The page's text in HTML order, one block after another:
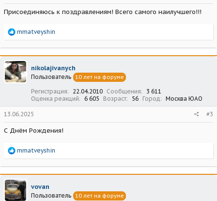
Присоединяюсь к поздравлениям! Всего самого наилучшего!!!
Р
а
к
ц
и
и
mmatveyshin
nikolajivanych
Пользователь 10 лет на форуме
Регистрация 22.04.2010 Сообщения
3 611
Оценка реакций
6 605 Возраст 56 Город Москва ЮАО
13.06.2025 #3
С Днём Рождения!
Р
а
к
ц
и
и
mmatveyshin
vovan
Пользователь 10 лет на форуме